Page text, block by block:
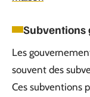
Subventions
Les
souvent des
Ces subventions